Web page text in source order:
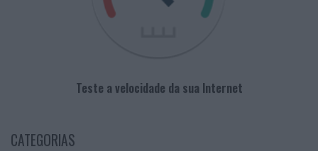
Teste a velocidade da sua Internet
CATEGORIAS